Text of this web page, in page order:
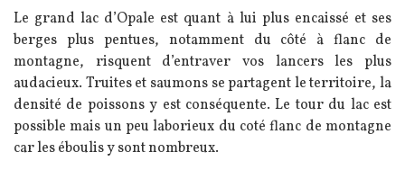
Le grand lac d’Opale est quant à lui plus encaissé et ses
berges plus pentues, notamment du côté à flanc de
montagne, risquent d’entraver vos lancers les plus
audacieux. Truites et saumons se partagent le territoire, la
densité de poissons y est conséquente. Le tour du lac est
possible mais un peu laborieux du coté flanc de montagne
car les éboulis y sont nombreux.